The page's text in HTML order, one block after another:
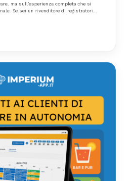
ma sull’esperienza completa che si
Se sei un rivenditore di registratori